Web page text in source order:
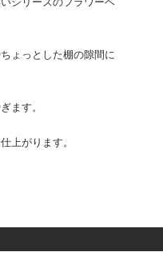
シリーズのフラワーベ
ょっとした棚の隙間に
ます。
上がります。